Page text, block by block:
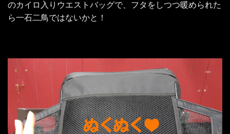
のカイロ入りウエストバッグで、フタをしつつ暖められた
ら一石二鳥ではないかと！